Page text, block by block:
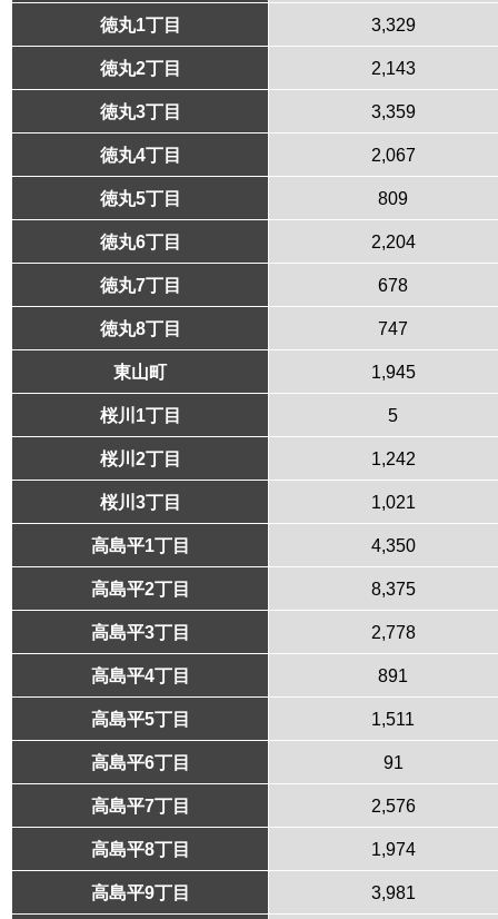
徳丸1丁目 3,329
徳丸2丁目 2,143
徳丸3丁目 3,359
徳丸4丁目 2,067
徳丸5丁目 809
徳丸6丁目 2,204
徳丸7丁目 678
徳丸8丁目 747
東山町 1,945
桜川1丁目 5
桜川2丁目 1,242
桜川3丁目 1,021
高島平1丁目 4,350
高島平2丁目 8,375
高島平3丁目 2,778
高島平4丁目 891
高島平5丁目 1,511
高島平6丁目 91
高島平7丁目 2,576
高島平8丁目 1,974
高島平9丁目 3,981